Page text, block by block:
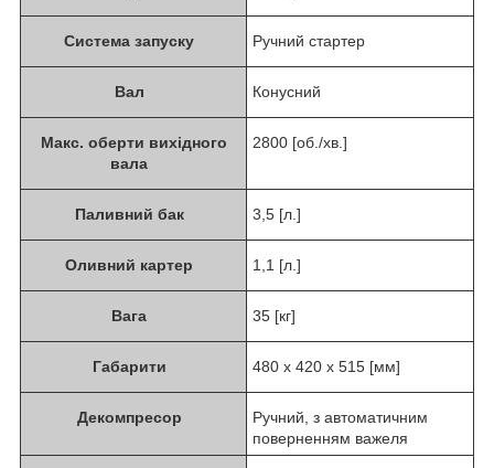
Система запуску Ручний стартер
Вал Конусний
Макс. оберти вихідного
вала
2800 [об./хв.]
Паливний бак 3,5 [л.]
Оливний картер 1,1 [л.]
Вага 35 [кг]
Габарити 480 x 420 x 515 [мм]
Декомпресор
Ручний, з автоматичним
поверненням важеля